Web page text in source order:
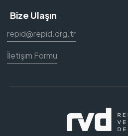
Bize Ulaşın
repid@repid.org.tr
İletişim Formu